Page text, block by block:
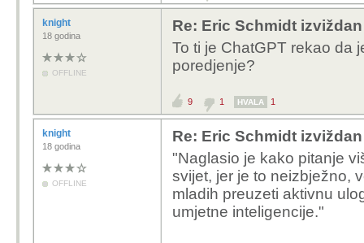
knight
18 godina
OFFLINE
Re: Eric Schmidt
To ti je ChatGPT rekao da
poredjenje?
9 1 HVALA 1
knight
18 godina
OFFLINE
Re: Eric Schmidt
"Naglasio je kako pitanje
svijet, jer je to neizbježno,
mladih preuzeti aktivnu
umjetne inteligencije."